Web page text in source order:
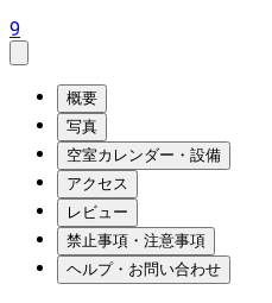
9
概要
写真
空室カレンダー・設備
アクセス
レビュー
禁止事項・注意事項
ヘルプ・お問い合わせ